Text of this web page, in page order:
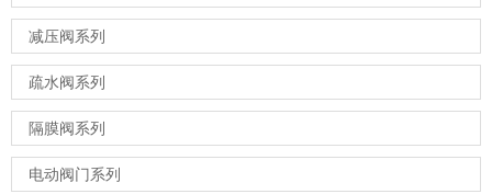
减压阀系列
疏水阀系列
隔膜阀系列
电动阀门系列